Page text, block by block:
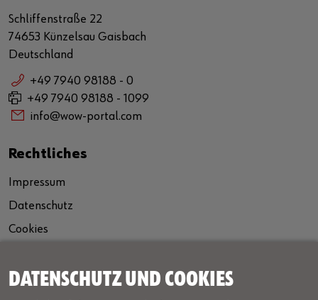
Schliffenstraße 22
74653 Künzelsau Gaisbach
Deutschland
+49 7940 98188 - 0
+49 7940 98188 - 1099
info@wow-portal.com
Rechtliches
Impressum
Datenschutz
Cookies
Lizenzbedingungen
DATENSCHUTZ UND COOKIES